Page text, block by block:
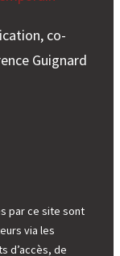
co-
Guignard
par ce site sont
via les
d’accès, de